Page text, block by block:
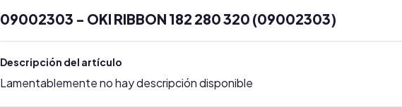
09002303 - OKI RIBBON 182 280 320 (09002303)
Descripción del artículo
Lamentablemente no hay descripción disponible